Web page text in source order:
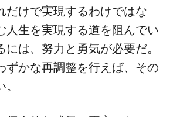
だけで実現するわけではな
人生を実現する道を阻んでい
には、努力と勇気が必要だ。
ずかな再調整を行えば、その